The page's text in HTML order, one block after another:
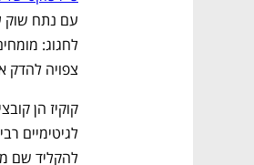
צפויה להדק